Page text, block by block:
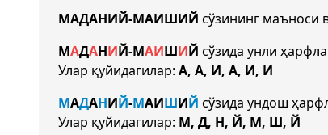
МАДАНИЙ-МАИШИЙ сўзининг маъноси
МАДАНИЙ-МАИШИЙ сўзида унли
Улар қуйидагилар: А, А, И, А, И, И
МАДАНИЙ-МАИШИЙ сўзида ундош
Улар қуйидагилар: М, Д, Н, Й, М, Ш, Й